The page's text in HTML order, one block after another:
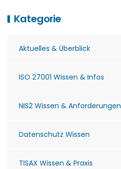
Kategorie
Aktuelles & Überblick
ISO 27001 Wissen & Infos
NIS2 Wissen & Anforderungen
Datenschutz Wissen
TISAX Wissen & Praxis